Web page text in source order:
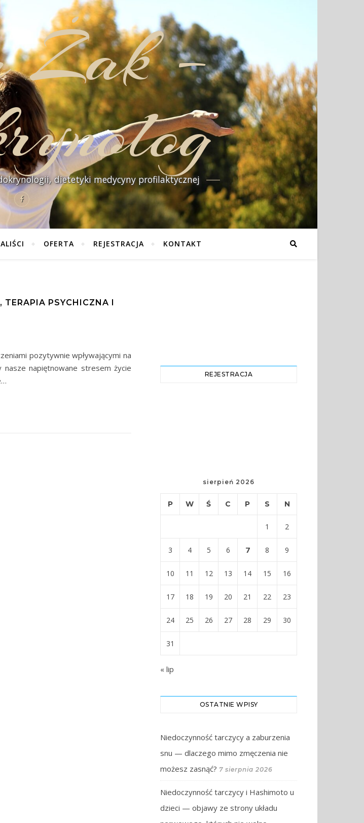
Żak –
dietetyki medycyny profilaktycznej
OFERTA REJESTRACJA KONTAKT
PSYCHICZNA I
pozytywnie wpływającymi na
nasze napiętnowane stresem życie
REJESTRACJA
sierpień 2026
P W Ś C P S N
1 2
3 4 5 6 7 8 9
10 11 12 13 14 15 16
17 18 19 20 21 22 23
24 25 26 27 28 29 30
31
« lip
OSTATNIE WPISY
Niedoczynność tarczycy a zaburzenia
snu — dlaczego mimo zmęczenia nie
możesz zasnąć? 7 sierpnia 2026
Niedoczynność tarczycy i Hashimoto u
dzieci — objawy ze strony układu